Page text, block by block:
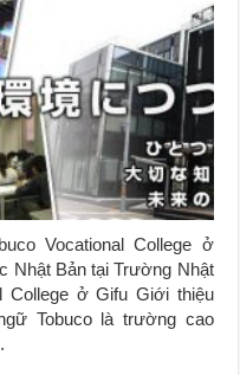
Vocational College ở
Nhật Bản tại Trường Nhật
College ở Gifu Giới thiệu
Tobuco là trường cao